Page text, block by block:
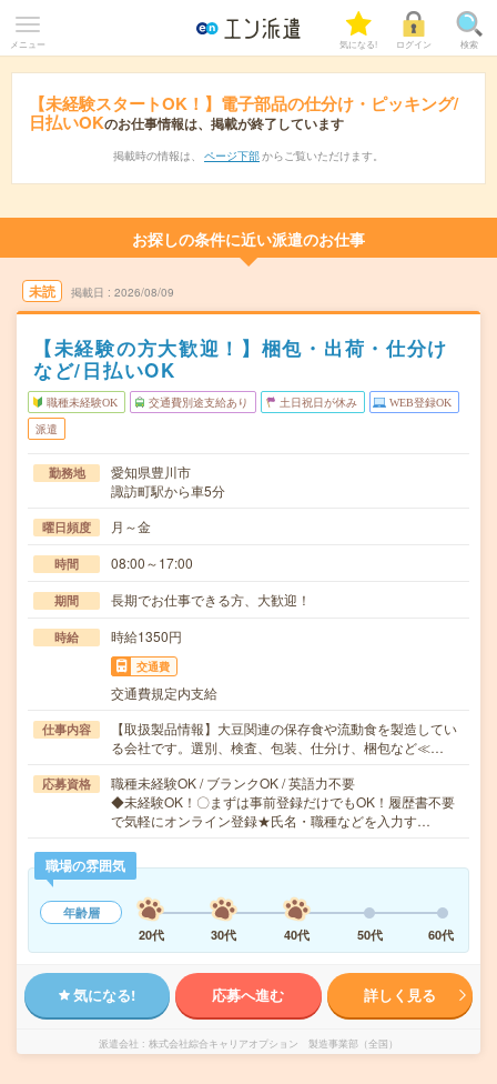
メニュー 気になる! ログイン 検索
【未経験スタートOK！】電子部品の仕分け・ピッキング/
日払いOKのお仕事情報は、掲載が終了しています
掲載時の情報は、 ページ下部 からご覧いただけます。
お探しの条件に近い派遣のお仕事
未読 掲載日 2026/08/09
【未経験の方大歓迎！】梱包・出荷・仕分け
など/日払いOK
職種未経験OK 交通費別途支給あり 土日祝日が休み WEB登録OK
派遣
勤務地
愛知県豊川市
諏訪町駅から車5分
曜日頻度 月～金
時間 08:00～17:00
期間 長期でお仕事できる方、大歓迎！
時給 時給1350円
交通費
交通費規定内支給
仕事内容
【取扱製品情報】大豆関連の保存食や流動食を製造してい
る会社です。選別、検査、包装、仕分け、梱包など≪…
応募資格
職種未経験OK / ブランクOK / 英語力不要
◆未経験OK！〇まずは事前登録だけでもOK！履歴書不要
で気軽にオンライン登録★氏名・職種などを入力す…
職場の雰囲気
年齢層
20代
30代 40代 50代 60代
気になる! 応募へ進む 詳しく見る
派遣会社 株式会社綜合キャリアオプション 製造事業部（全国）